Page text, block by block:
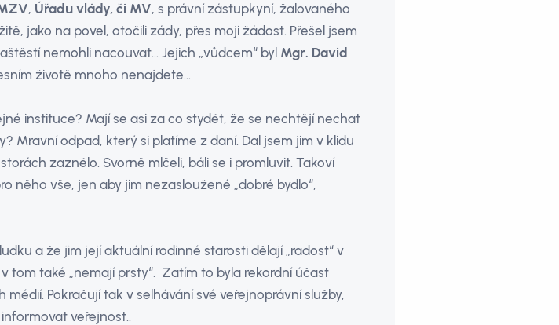
, Úřadu vlády, či MV, s právní zástupkyní, žalovaného
jako na povel, otočili zády, přes moji žádost. Přešel jsem
nemohli nacouvat... Jejich „vůdcem“ byl Mgr. David
životě mnoho nenajdete…
instituce? Mají se asi za co stydět, že se nechtějí nechat
Mravní odpad, který si platíme z daní. Dal jsem jim v klidu
zaznělo. Svorně mlčeli, báli se i promluvit. Takoví
něho vše, jen aby jim nezasloužené „dobré bydlo“,
a že jim její aktuální rodinné starosti dělají „radost“ v
tom také „nemají prsty“. Zatím to byla rekordní účast
Pokračují tak v selhávání své veřejnoprávní služby,
veřejnost..